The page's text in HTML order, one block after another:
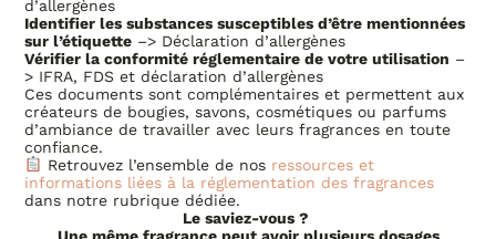
d’allergènes
Identifier les substances susceptibles d’être mentionnées
sur l’étiquette –> Déclaration d’allergènes
Vérifier la conformité réglementaire de votre utilisation –
> IFRA, FDS et déclaration d’allergènes
Ces documents sont complémentaires et permettent aux
créateurs de bougies, savons, cosmétiques ou parfums
d’ambiance de travailler avec leurs fragrances en toute
confiance.
Retrouvez l’ensemble de nos ressources et
informations liées à la réglementation des fragrances
dans notre rubrique dédiée.
Le saviez-vous ?